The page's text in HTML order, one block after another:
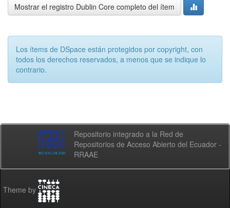
Mostrar el registro Dublin Core completo del ítem
Los ítems de DSpace están protegidos por copyright, con
todos los derechos reservados, a menos que se indique lo
contrario.
Repositorio integrado a la Red de
Repositorios de Acceso Abierto del Ecuador -
RRAAE
Theme by